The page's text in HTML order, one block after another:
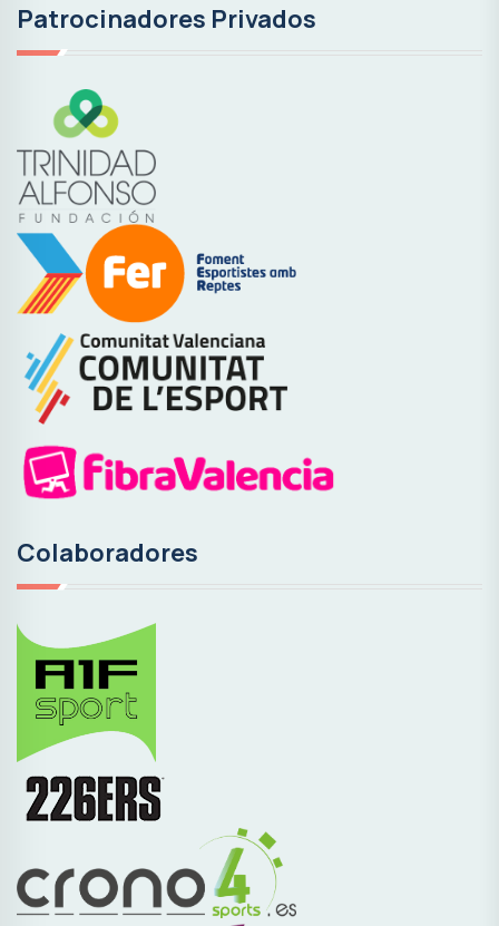
Patrocinadores Privados
Colaboradores